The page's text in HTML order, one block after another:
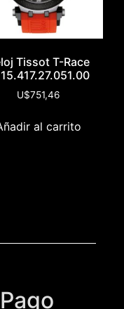
Tissot T-Race
U$751,46
al carrito